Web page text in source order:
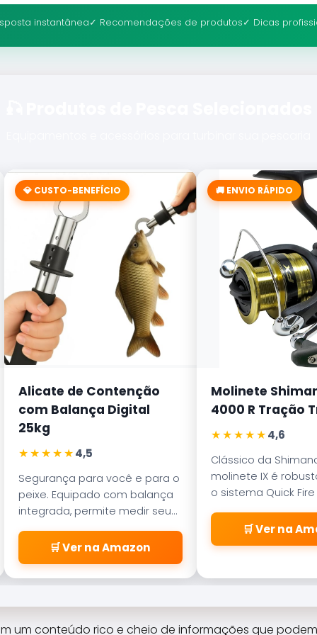
instantânea✓ Recomendações de produtos✓ Dicas
💎 CUSTO-BENEFÍCIO
Alicate de Contenção
com Balança Digital
25kg
★★★★★4,5
Segurança para você e para o
peixe. Equipado com balança
integrada, permite medir seu
troféu sem ferir o animal antes
da soltura.🛒 Ver na Amazon
🚚 ENVIO RÁPIDO
Molinete
4000 R Tração
★★★★★4,6
Clássico da
molinete IX é
o sistema Quick Fire
permite
com apenas uma
🛒 Ver na
um conteúdo rico e cheio de informações que